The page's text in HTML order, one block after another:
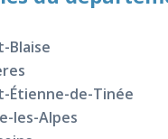
Blaise
Étienne-de-Tinée
les-Alpes